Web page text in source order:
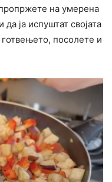
на умерена
ја испуштат својата
посолете и